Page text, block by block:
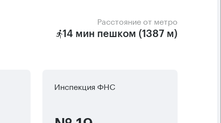
Расстояние от метро
14 мин пешком (1387 м)
Инспекция ФНС